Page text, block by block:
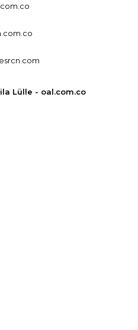
Lülle - oal.com.co